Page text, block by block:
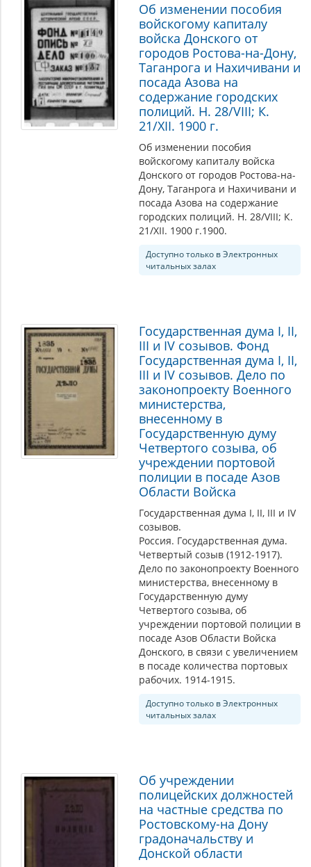
Об изменении пособия
войскогому капиталу
войска Донского от
городов Ростова-на-Дону,
Таганрога и Нахичивани и
посада Азова на
содержание городских
полиций. Н. 28/VIII; К.
21/XII. 1900 г.
Об изменении пособия
войскогому капиталу войска
Донского от городов Ростова-на-
Дону, Таганрога и Нахичивани и
посада Азова на содержание
городских полиций. Н. 28/VIII; К.
21/XII. 1900 г.1900.
Доступно только в Электронных
читальных залах
Государственная дума I, II,
III и IV созывов. Фонд
Государственная дума I, II,
III и IV созывов. Дело по
законопроекту Военного
министерства,
внесенному в
Государственную думу
Четвертого созыва, об
учреждении портовой
полиции в посаде Азов
Области Войска
Государственная дума I, II, III и IV
созывов.
Россия. Государственная дума.
Четвертый созыв (1912-1917).
Дело по законопроекту Военного
министерства, внесенному в
Государственную думу
Четвертого созыва, об
учреждении портовой полиции в
посаде Азов Области Войска
Донского, в связи с увеличением
в посаде количества портовых
рабочих. 1914-1915.
Доступно только в Электронных
читальных залах
Об учреждении
полицейских должностей
на частные средства по
Ростовскому-на Дону
градоначальству и
Донской области